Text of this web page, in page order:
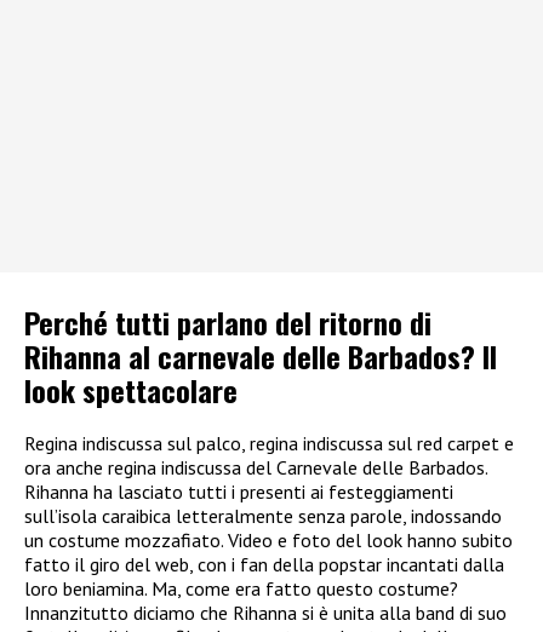
Perché tutti parlano del ritorno di
Rihanna al carnevale delle Barbados? Il
look spettacolare
Regina indiscussa sul palco, regina indiscussa sul red carpet e
ora anche regina indiscussa del Carnevale delle Barbados.
Rihanna ha lasciato tutti i presenti ai festeggiamenti
sull’isola caraibica letteralmente senza parole, indossando
un costume mozzafiato. Video e foto del look hanno subito
fatto il giro del web, con i fan della popstar incantati dalla
loro beniamina. Ma, come era fatto questo costume?
Innanzitutto diciamo che Rihanna si è unita alla band di suo